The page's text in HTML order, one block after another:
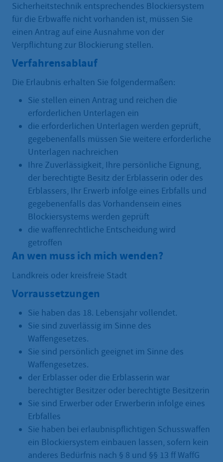
Sicherheitstechnik entsprechendes Blockiersystem
für die Erbwaffe nicht vorhanden ist, müssen Sie
einen Antrag auf eine Ausnahme von der
Verpflichtung zur Blockierung stellen.
Verfahrensablauf
Die Erlaubnis erhalten Sie folgendermaßen:
Sie stellen einen Antrag und reichen die
erforderlichen Unterlagen ein
die erforderlichen Unterlagen werden geprüft,
gegebenenfalls müssen Sie weitere erforderliche
Unterlagen nachreichen
Ihre Zuverlässigkeit, Ihre persönliche Eignung,
der berechtigte Besitz der Erblasserin oder des
Erblassers, Ihr Erwerb infolge eines Erbfalls und
gegebenenfalls das Vorhandensein eines
Blockiersystems werden geprüft
die waffenrechtliche Entscheidung wird
getroffen
An wen muss ich mich wenden?
Landkreis oder kreisfreie Stadt
Vorraussetzungen
Sie haben das 18. Lebensjahr vollendet.
Sie sind zuverlässig im Sinne des
Waffengesetzes.
Sie sind persönlich geeignet im Sinne des
Waffengesetzes.
der Erblasser oder die Erblasserin war
berechtigter Besitzer oder berechtigte Besitzerin
Sie sind Erwerber oder Erwerberin infolge eines
Erbfalles
Sie haben bei erlaubnispflichtigen Schusswaffen
ein Blockiersystem einbauen lassen, sofern kein
anderes Bedürfnis nach § 8 und §§ 13 ff WaffG